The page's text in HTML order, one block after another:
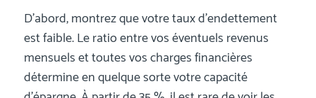
D’abord, montrez que votre taux d’endettement
est faible. Le ratio entre vos éventuels revenus
mensuels et toutes vos charges financières
détermine en quelque sorte votre capacité